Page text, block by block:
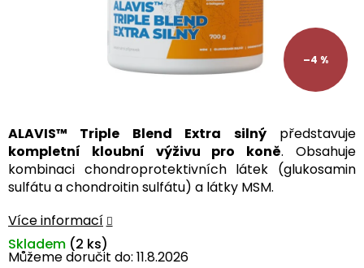
–4 %
ALAVIS™ Triple Blend Extra silnýpředstavuje
kompletní kloubní výživu pro koně. Obsahuje
kombinaci chondroprotek­tivních látek (glukosamin
sulfátu a chondroitin sulfátu) a látky MSM.
Více informací
Můžeme doručit do: 11.8.2026
Skladem (2 ks)